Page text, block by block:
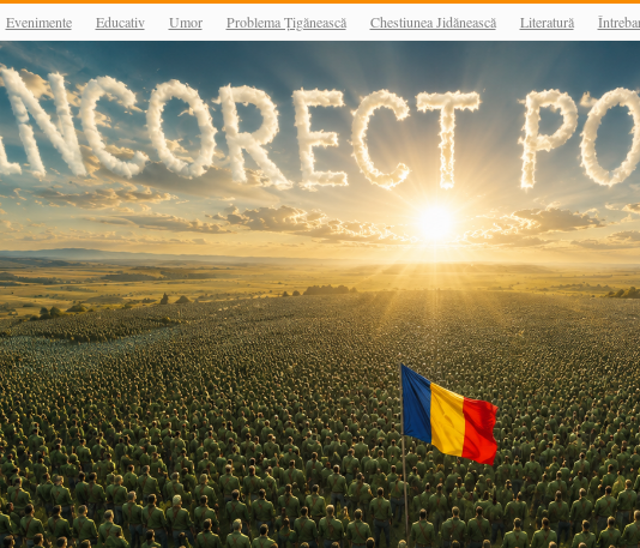
Evenimente Educativ Umor Problema Țigănească Chestiunea Jidănească Literatură